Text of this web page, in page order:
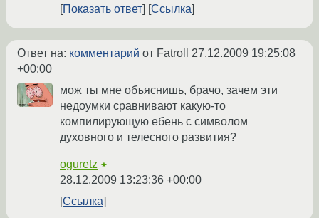
Показать ответ
Ссылка
Ответ на: комментарий от Fatroll 27.12.2009 19:25:08
+00:00
мож ты мне объяснишь, брачо, зачем эти
недоумки сравнивают какую-то
компилирующую ебень с символом
духовного и телесного развития?
oguretz ★
28.12.2009 13:23:36 +00:00
Ссылка